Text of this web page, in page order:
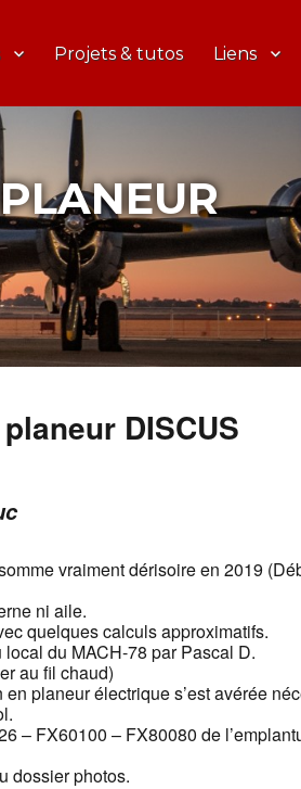
Projets & tutos Liens
DISCUS
vraiment dérisoire en 2019
ni aile.
quelques calculs approximatifs.
du MACH-78 par Pascal D.
au fil chaud)
planeur électrique s’est avérée
– FX60100 – FX80080 de
dossier photos.